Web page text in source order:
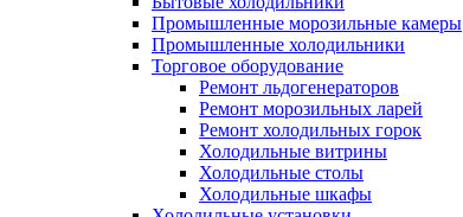
Промышленные морозильные камеры
Промышленные холодильники
Торговое оборудование
Ремонт льдогенераторов
Ремонт морозильных ларей
Ремонт холодильных горок
Холодильные витрины
Холодильные столы
Холодильные шкафы